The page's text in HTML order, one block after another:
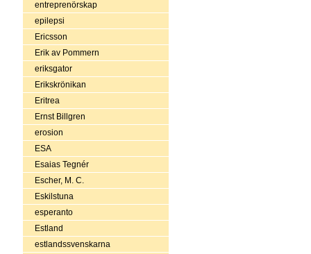
entreprenörskap
epilepsi
Ericsson
Erik av Pommern
eriksgator
Erikskrönikan
Eritrea
Ernst Billgren
erosion
ESA
Esaias Tegnér
Escher, M. C.
Eskilstuna
esperanto
Estland
estlandssvenskarna